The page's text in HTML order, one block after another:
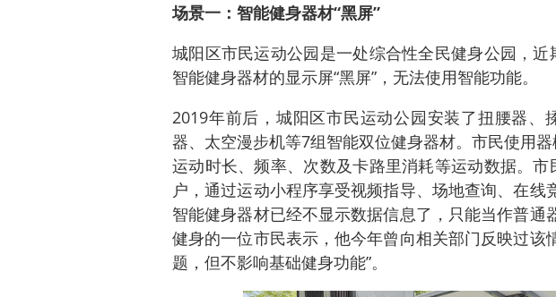
场景一：智能健身器材“黑屏”
城阳区市民运动公园是一处综合性全民健身公园，
智能健身器材的显示屏“黑屏”，无法使用智能功能。
2019年前后，城阳区市民运动公园安装了扭腰器、
器、太空漫步机等7组智能双位健身器材。市民使用
运动时长、频率、次数及卡路里消耗等运动数据。
户，通过运动小程序享受视频指导、场地查询、在线
智能健身器材已经不显示数据信息了，只能当作普通
健身的一位市民表示，他今年曾向相关部门反映过该
题，但不影响基础健身功能”。